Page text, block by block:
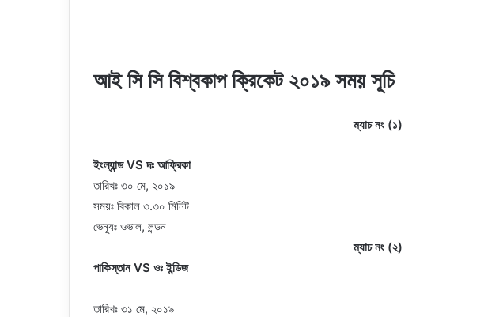
আই সি সি বিশ্বকাপ ক্রিকেট ২০১৯ সময় সূচি
ম্যাচ নং (১)
ইংল্যান্ড VS দঃ আফ্রিকা
তারিখঃ ৩০ মে, ২০১৯
সময়ঃ বিকাল ৩.৩০ মিনিট
ভেন্যুঃ ওভাল, লন্ডন
ম্যাচ নং (২)
পাকিস্তান VS ওঃ ইন্ডিজ
তারিখঃ ৩১ মে, ২০১৯